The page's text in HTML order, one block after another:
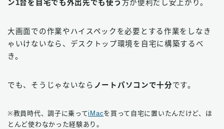
ン1台を自宅でも外出先でも使う 方が便利だし安上がり。
大画面での作業やハイスペックを必要とする作業をしなき
ゃいけないなら、デスクトップ環境を自宅に構築するべ
き。
でも、そうじゃないなら ノートパソコンで十分です。
※教員時代、調子に乗ってiMacを買って自宅に置いたんだけど、ほ
とんど使わなかった経験あり。